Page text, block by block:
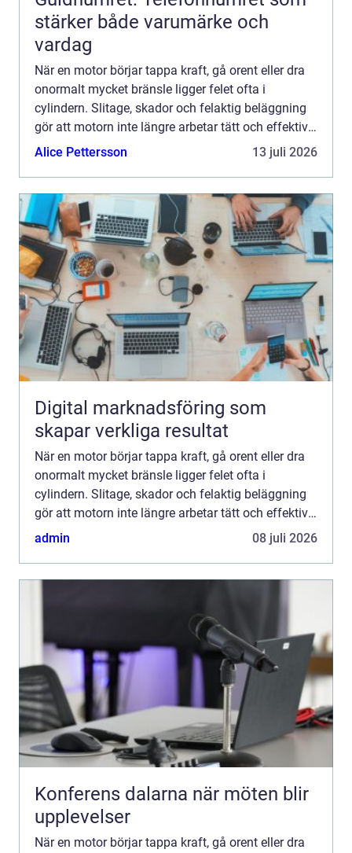
stärker både varumärke och
vardag
När en motor börjar tappa kraft, gå orent eller dra
onormalt mycket bränsle ligger felet ofta i
cylindern. Slitage, skador och felaktig beläggning
gör att motorn inte längre arbetar tätt och effektivt.
Genom professionella cylinder Reperationer går d...
Alice Pettersson 13 juli 2026
Digital marknadsföring som
skapar verkliga resultat
När en motor börjar tappa kraft, gå orent eller dra
onormalt mycket bränsle ligger felet ofta i
cylindern. Slitage, skador och felaktig beläggning
gör att motorn inte längre arbetar tätt och effektivt.
Genom professionella cylinder Reperationer går d...
admin 08 juli 2026
Konferens dalarna när möten blir
upplevelser
När en motor börjar tappa kraft, gå orent eller dra